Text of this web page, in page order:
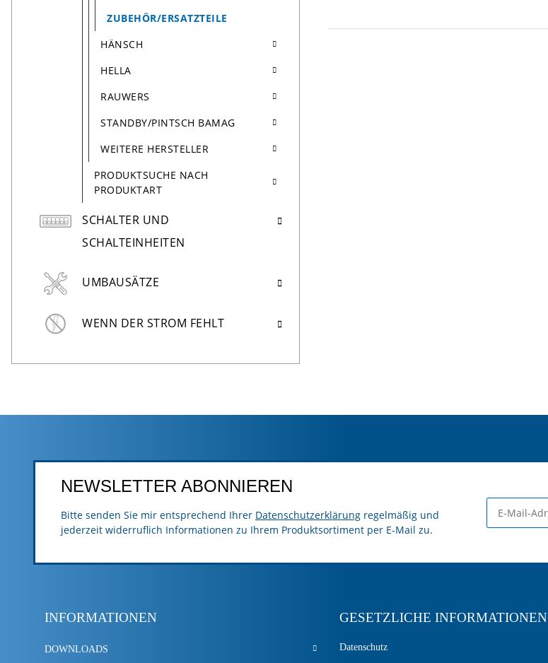
ZUBEHÖR/ERSATZTEILE
HÄNSCH
HELLA
RAUWERS
STANDBY/PINTSCH BAMAG
WEITERE HERSTELLER
PRODUKTSUCHE NACH
PRODUKTART
SCHALTER UND
SCHALTEINHEITEN
UMBAUSÄTZE
WENN DER STROM FEHLT
NEWSLETTER ABONNIEREN
Bitte senden Sie mir entsprechend Ihrer Datenschutzerklärung regelmäßig und
jederzeit widerruflich Informationen zu Ihrem Produktsortiment per E-Mail zu.
INFORMATIONEN
DOWNLOADS
GESETZLICHE INFORMATIONEN
Datenschutz